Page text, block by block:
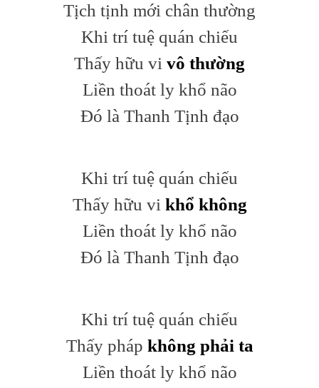
Tịch tịnh mới chân thường
Khi trí tuệ quán chiếu
Thấy hữu vi vô thường
Liền thoát ly khổ não
Đó là Thanh Tịnh đạo
Khi trí tuệ quán chiếu
Thấy hữu vi khổ không
Liền thoát ly khổ não
Đó là Thanh Tịnh đạo
Khi trí tuệ quán chiếu
Thấy pháp không phải ta
Liền thoát ly khổ não